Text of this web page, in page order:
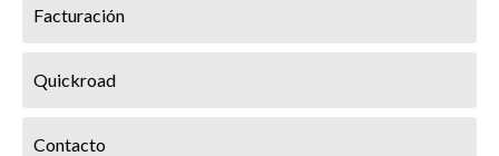
Facturación
Quickroad
Contacto